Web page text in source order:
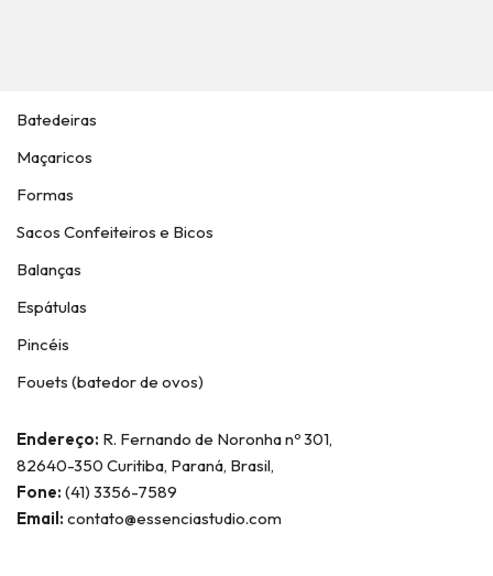
Batedeiras
Maçaricos
Formas
Sacos Confeiteiros e Bicos
Balanças
Espátulas
Pincéis
Fouets (batedor de ovos)
Endereço: R. Fernando de Noronha nº 301,
82640-350 Curitiba, Paraná, Brasil,
Fone: (41) 3356-7589
Email: contato@essenciastudio.com